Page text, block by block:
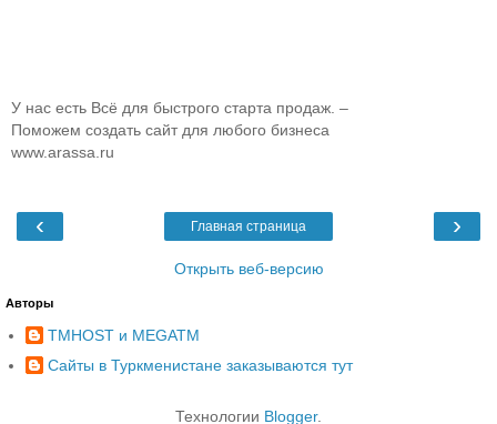
У нас есть Всё для быстрого старта продаж. –
Поможем создать сайт для любого бизнеса
www.arassa.ru
‹ ›
Главная страница
Открыть веб-версию
Авторы
TMHOST и MEGATM
Сайты в Туркменистане заказываются тут
Технологии Blogger.